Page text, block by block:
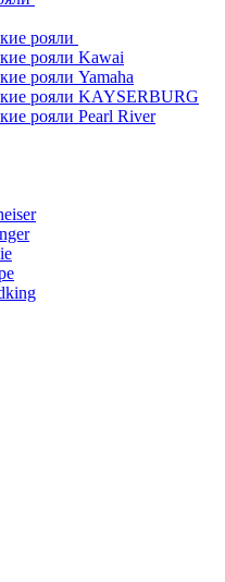
рояли
рояли Kawai
рояли Yamaha
рояли KAYSERBURG
рояли Pearl River